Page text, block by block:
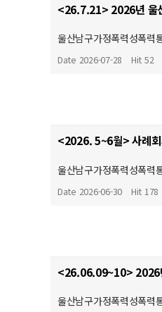
울산남구가정폭력성폭력
Date 2026-07-28 Hit 52
<2026. 5~6월> 사례
울산남구가정폭력성폭력
Date 2026-06-30 Hit 178
울산남구가정폭력성폭력